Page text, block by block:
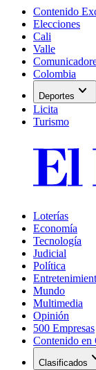
Contenido
Elecciones
Cali
Valle
Colombia
Deportes expand_more
Licita
Turismo
Loterías
Economía
Tecnología
Judicial
Política
Mundo
Multimedia
Opinión
500 Empresas
Contenido en
Clasificados